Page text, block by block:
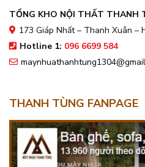
TỔNG KHO NỘI THẤT THANH
173 Giáp Nhất – Thanh Xuân –
Hotline 1: 096 6699 584
THANH TÙNG FANPAGE